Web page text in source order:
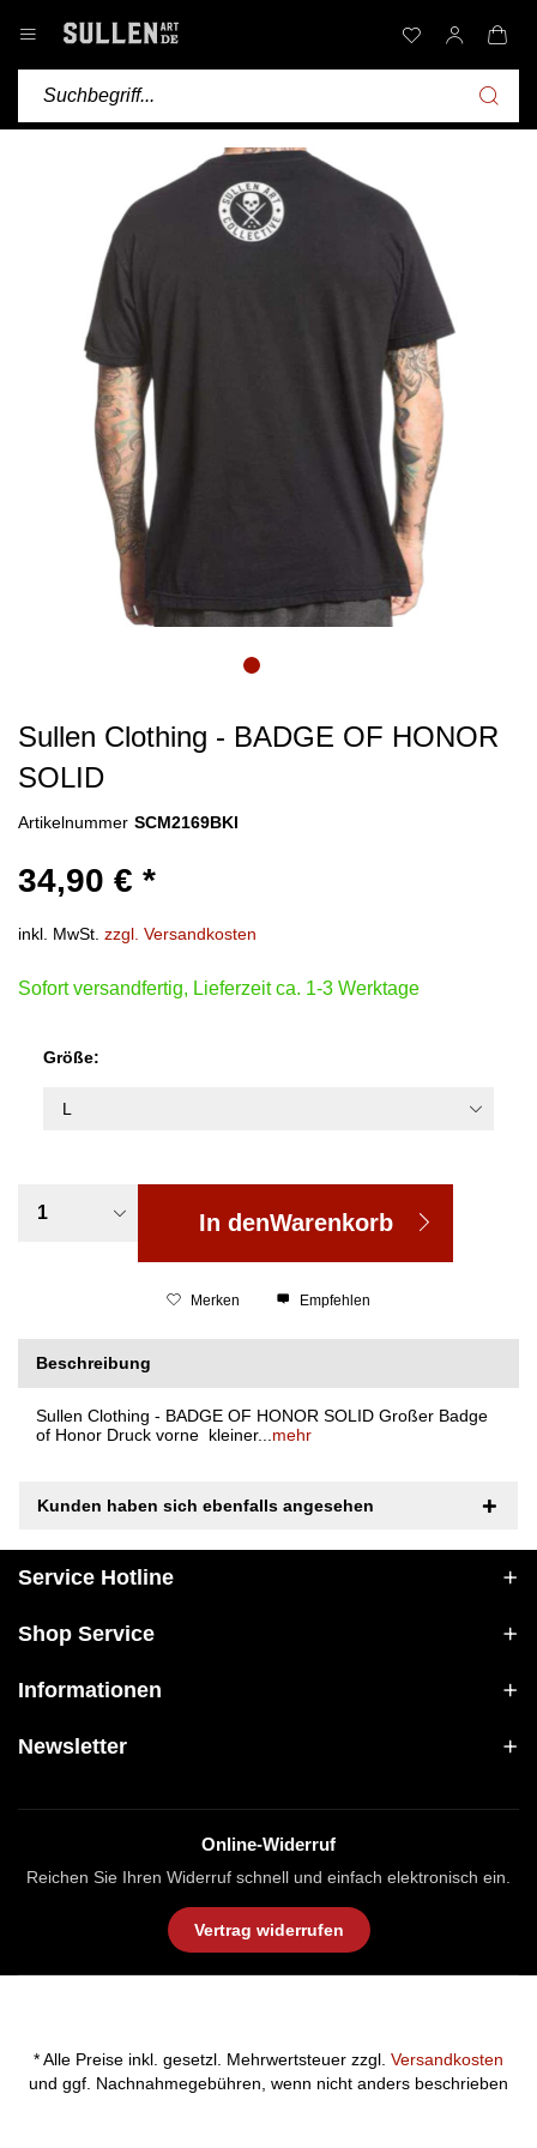
Sullen Clothing - BADGE OF HONOR
SOLID
Artikelnummer SCM2169BKl
34,90 € *
inkl. MwSt. zzgl. Versandkosten
Sofort versandfertig, Lieferzeit ca. 1-3 Werktage
Größe:
In denWarenkorb
Merken Empfehlen
Beschreibung
Sullen Clothing - BADGE OF HONOR SOLID Großer Badge
of Honor Druck vorne kleiner... mehr
Kunden haben sich ebenfalls angesehen
Service Hotline
Shop Service
Informationen
Newsletter
Online-Widerruf
Reichen Sie Ihren Widerruf schnell und einfach elektronisch ein.
Vertrag widerrufen
* Alle Preise inkl. gesetzl. Mehrwertsteuer zzgl. Versandkosten
und ggf. Nachnahmegebühren, wenn nicht anders beschrieben